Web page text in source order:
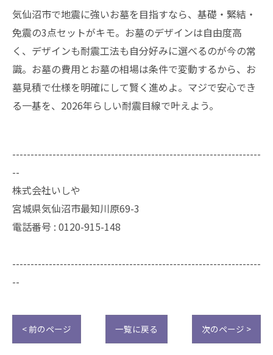
気仙沼市で地震に強いお墓を目指すなら、基礎・緊結・
免震の3点セットがキモ。お墓のデザインは自由度高
く、デザインも耐震工法も自分好みに選べるのが今の常
識。お墓の費用とお墓の相場は条件で変動するから、お
墓見積で仕様を明確にして賢く進めよ。マジで安心でき
る一基を、2026年らしい耐震目線で叶えよう。
--------------------------------------------------------------------
--
株式会社いしや
宮城県気仙沼市最知川原69-3
電話番号 : 0120-915-148
--------------------------------------------------------------------
--
< 前のページ 一覧に戻る 次のページ >